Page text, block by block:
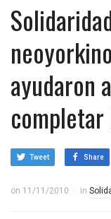
ayudaron
completar
Tweet Share
on 11/11/2010 in